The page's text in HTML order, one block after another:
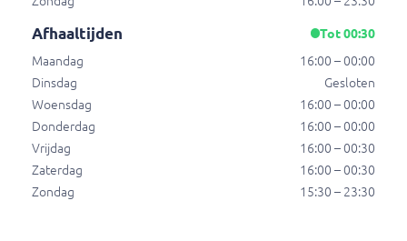
Kip gyros schotel klein
Kip gyros schotel klein
€ 11,00
Kip gyros schotel groot
Afhaaltijden
Tot 00:30
Maandag
16:00 – 00:00
Dinsdag
Gesloten
Woensdag
16:00 – 00:00
Donderdag
16:00 – 00:00
Vrijdag
16:00 – 00:30
Zaterdag
16:00 – 00:30
Zondag
15:30 – 23:30